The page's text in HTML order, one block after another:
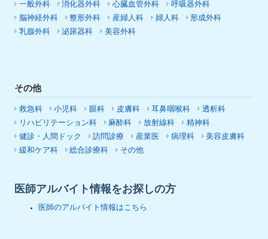
一般外科 消化器外科 心臓血管外科
呼吸器外科
脳神経外科
整形外科 産婦人科 婦人科
形成外科
乳腺外科
泌尿器科 美容外科
その他
救急科 小児科 眼科 皮膚科 耳鼻咽喉科
透析科
リハビリテーション科
麻酔科 放射線科
精神科
健診・人間ドック
訪問診療 産業医 病理科
美容皮膚科
緩和ケア科
総合診療科 その他
医師アルバイト情報をお探しの方
医師のアルバイト情報はこちら